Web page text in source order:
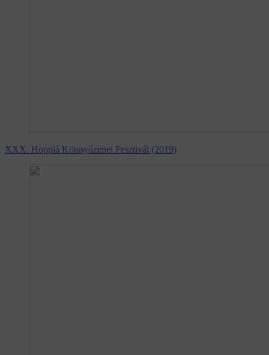
XXX. Hopplá Könnyűzenei Fesztivál (2019)